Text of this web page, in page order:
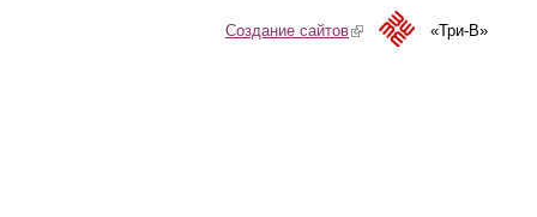
Создание сайтов(link is external)«Три-В»